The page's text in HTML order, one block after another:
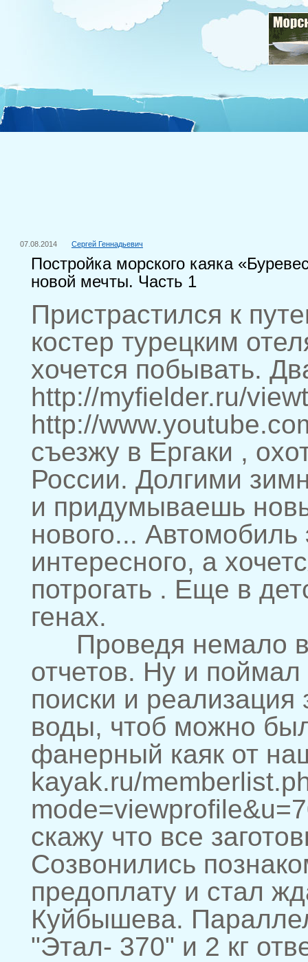
07.08.2014 Сергей Геннадьевич
Постройка морского каяка
новой мечты. Часть 1
Пристрастился к
костер турецким
хочется побывать.
http://myfielder.ru/
http://
съезжу в Ергаки ,
России. Долгими
и придумываешь
нового...
интересного, а
потрогать . Еще в
генах.
Проведя немало
отчетов. Ну и
поиски и реализация
воды, чтоб можно
фанерный каяк от
kayak.ru/
скажу что все
Созвонились
предоплату и стал
Куйбышева.
"Этал- 370" и 2 кг